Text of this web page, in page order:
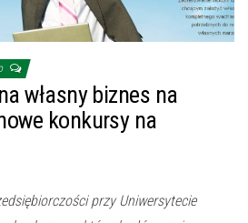
własny biznes na
konkursy na
przy Uniwersytecie